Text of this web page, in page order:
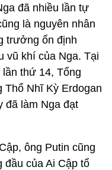
đã nhiều lần tự
là nguyên nhân
trưởng ổn định
vũ khí của Nga. Tại
thứ 14, Tổng
Thổ Nhĩ Kỳ Erdogan
đã làm Nga đạt
ông Putin cũng
đầu của Ai Cập tổ